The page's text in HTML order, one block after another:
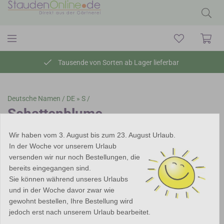
Tausende von Sorten ab Lager lieferbar
Deutsche Namen / DE » S /
Schattenblume
Wir haben vom 3. August bis zum 23. August Urlaub.
In der Woche vor unserem Urlaub
versenden wir nur noch Bestellungen, die
bereits eingegangen sind.
Sie können während unseres Urlaubs
und in der Woche davor zwar wie
gewohnt bestellen, Ihre Bestellung wird
jedoch erst nach unserem Urlaub bearbeitet.